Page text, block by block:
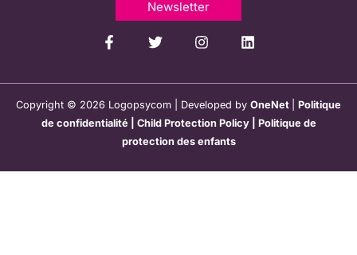
Newsletter
Copyright © 2026 Logopsycom | Developed by OneNet
Politique
de confidentialité
Child Protection Policy| Politique de
protection des enfants